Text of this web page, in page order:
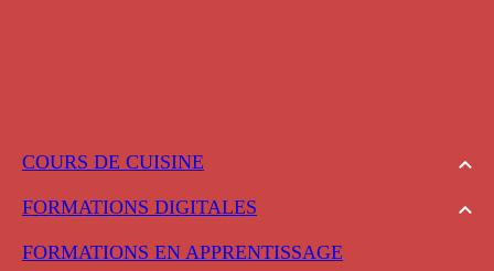
COURS DE CUISINE
FORMATIONS DIGITALES
FORMATIONS EN APPRENTISSAGE